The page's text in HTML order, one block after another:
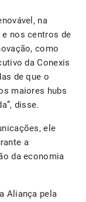
na
nos centros de
como
da Conexis
de que o
maiores hubs
disse.
ele
a
da economia
Aliança pela